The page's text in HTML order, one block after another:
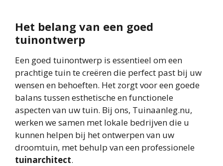
Het belang van een goed
tuinontwerp
Een goed tuinontwerp is essentieel om een
prachtige tuin te creëren die perfect past bij uw
wensen en behoeften. Het zorgt voor een goede
balans tussen esthetische en functionele
aspecten van uw tuin. Bij ons, Tuinaanleg.nu,
werken we samen met lokale bedrijven die u
kunnen helpen bij het ontwerpen van uw
droomtuin, met behulp van een professionele
tuinarchitect.